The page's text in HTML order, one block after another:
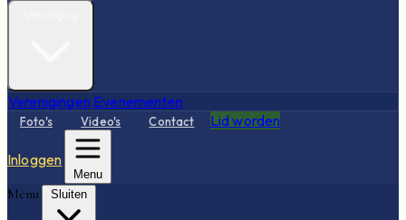
Verenigingen Evenementen
Foto's Video's Contact Lid worden
Inloggen
Menu
Menu Sluiten